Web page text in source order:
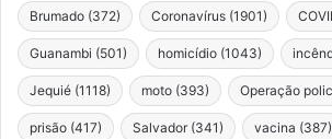
Brumado (372) Coronavírus (1901)
Guanambi (501) homicídio (1043)
Jequié (1118) moto (393) Operação
prisão (417) Salvador (341) vacina (387)